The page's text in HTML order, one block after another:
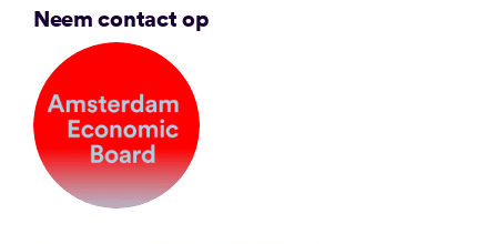
Neem contact op